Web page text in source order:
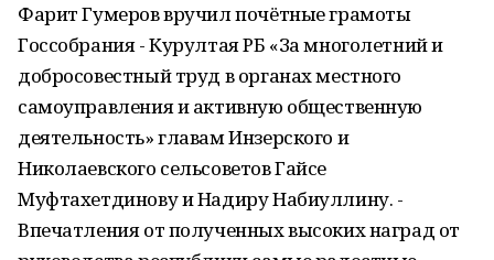
Фарит Гумеров вручил почётные грамоты
Госсобрания - Курултая РБ «За многолетний и
добросовестный труд в органах местного
самоуправления и активную общественную
деятельность» главам Инзерского и
Николаевского сельсоветов Гайсе
Муфтахетдинову и Надиру Набиуллину. -
Впечатления от полученных высоких наград от